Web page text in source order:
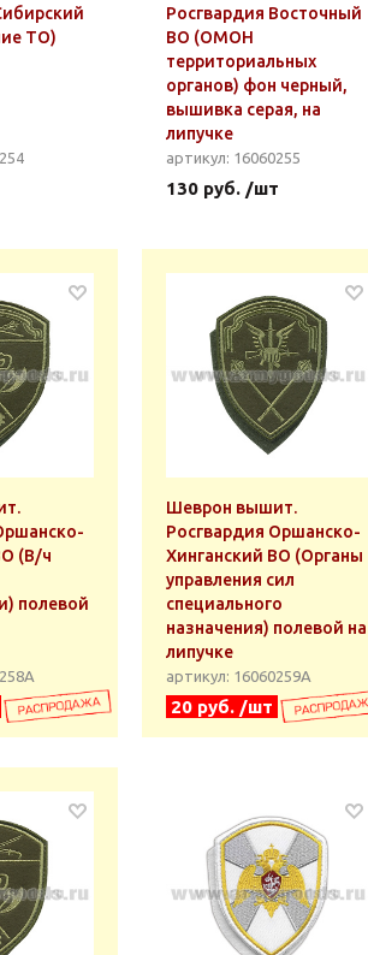
ТО)
Росгвардия Восточный
ВО (ОМОН
территориальных
органов) фон черный,
вышивка серая, на
липучке
артикул: 16060255
130 руб. /шт
(В/ч
полевой
Шеврон вышит.
Росгвардия Оршанско-
Хинганский ВО (Органы
управления сил
специального
назначения) полевой на
липучке
артикул: 16060259А
20 руб. /шт